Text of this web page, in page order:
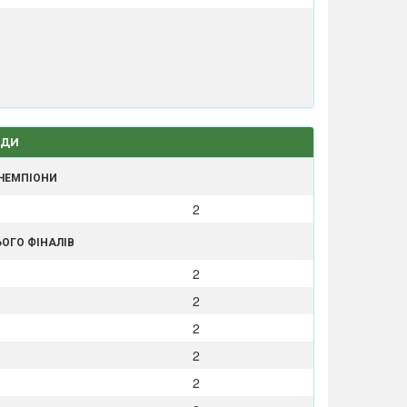
2
ФІНАЛІВ
2
2
2
2
2